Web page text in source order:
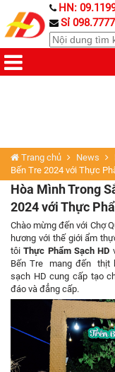
HN:
Sỉ
Trang chủ News
Bến Tre 2024 với Thực
Hòa Mình Trong
2024 với Thực
Chào mừng đến với Chợ
hương với thế giới ẩm
tôiThực Phẩm Sạch HD
Bến Tre mang đến thịt
sạch HD cung cấp tạo
đáo và đẳng cấp.